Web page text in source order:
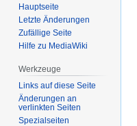
Hauptseite
Letzte Änderungen
Zufällige Seite
Hilfe zu MediaWiki
Werkzeuge
Links auf diese Seite
Änderungen an
verlinkten Seiten
Spezialseiten